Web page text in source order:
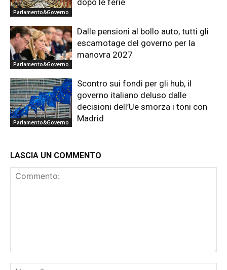
Parlamento&Governo
dopo le ferie
Parlamento&Governo
Dalle pensioni al bollo auto, tutti gli
escamotage del governo per la
manovra 2027
Parlamento&Governo
Scontro sui fondi per gli hub, il
governo italiano deluso dalle
decisioni dell’Ue smorza i toni con
Madrid
LASCIA UN COMMENTO